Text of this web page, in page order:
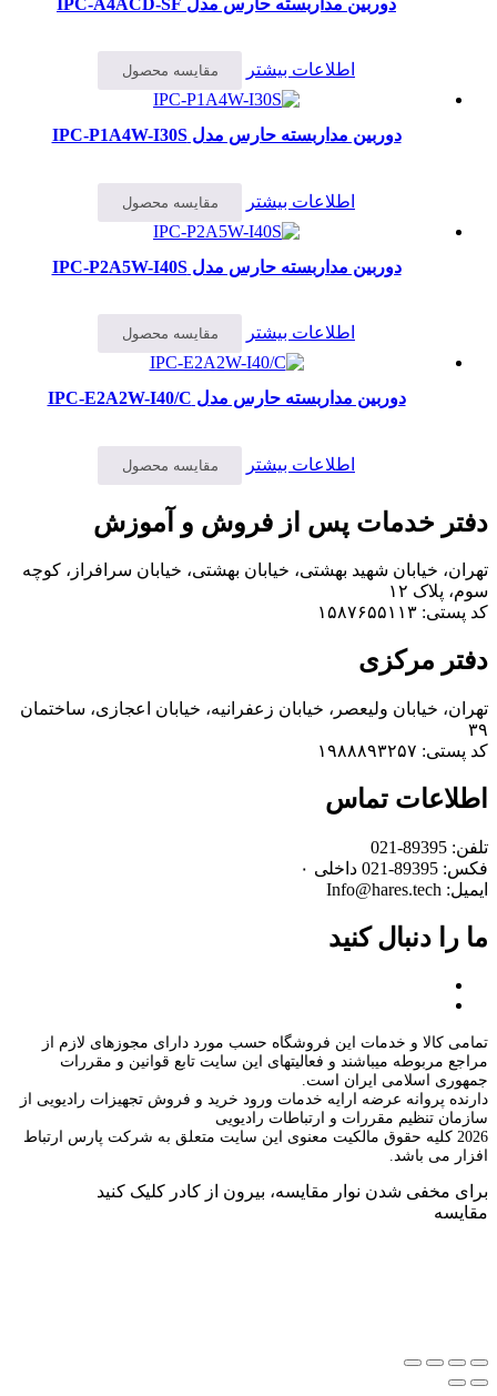
اطلاعات بیشتر مقایسه محصول
دوربین مداربسته حارس مدل IPC-P1A4W-I30S
اطلاعات بیشتر مقایسه محصول
دوربین مداربسته حارس مدل IPC-P2A5W-I40S
اطلاعات بیشتر مقایسه محصول
دوربین مداربسته حارس مدل IPC-E2A2W-I40/C
اطلاعات بیشتر مقایسه محصول
دفتر خدمات پس از فروش و آموزش
تهران، خیابان شهید بهشتی، خیابان بهشتی، خیابان سرافراز، کوچه
سوم، پلاک ۱۲
کد پستی: ۱۵۸۷۶۵۵۱۱۳
دفتر مرکزی
تهران، خیابان ولیعصر، خیابان زعفرانیه، خیابان اعجازی، ساختمان
۳۹
کد پستی: ۱۹۸۸۸۹۳۲۵۷
اطلاعات تماس
تلفن: 89395-021
فکس: 89395-021 داخلی ۰
ایمیل: Info@hares.tech
ما را دنبال کنید
تمامی کالا و خدمات این فروشگاه حسب مورد دارای مجوزهای لازم از
مراجع مربوطه میباشند و فعالیتهای این سایت تابع قوانین و مقررات
جمهوری اسلامی ایران است.
دارنده پروانه عرضه ارایه خدمات ورود خرید و فروش تجهیزات رادیویی از
سازمان تنظیم مقررات و ارتباطات رادیویی
2026 کلیه حقوق مالکیت معنوی این سایت متعلق به شرکت پارس ارتباط
افزار می باشد.
برای مخفی شدن نوار مقایسه، بیرون از کادر کلیک کنید
مقایسه